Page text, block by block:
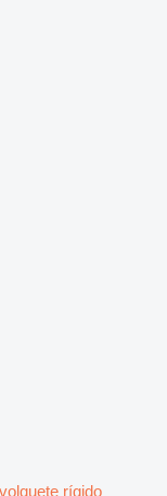
rígido